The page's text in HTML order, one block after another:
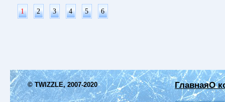
1 2 3 4 5 6
© TWIZZLE, 2007-2020 ГлавнаяО